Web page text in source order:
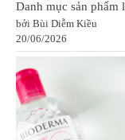
Danh mục sản phẩm
bởi Bùi Diễm Kiều
20/06/2026